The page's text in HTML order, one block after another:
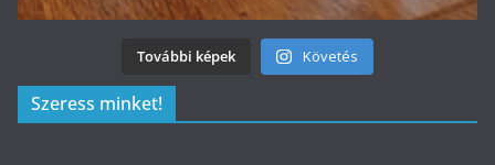
További képek Követés
Szeress minket!